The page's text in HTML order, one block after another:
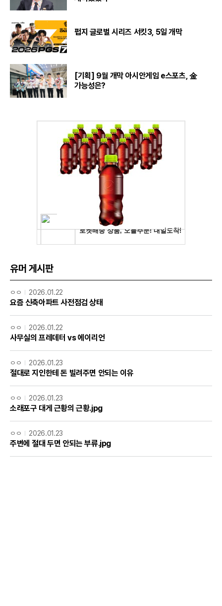
펍지 글로벌 시리즈 서킷3, 5일 개막
[기획] 9월 개막 아시안게임 e스포츠, 金
가능성은?
유머 게시판
ㅇㅇ 2026.01.22
요즘 신축아파트 사전점검 상태
ㅇㅇ 2026.01.22
사무실의 프레데터 vs 에이리언
ㅇㅇ 2026.01.23
절대로 지인한테 돈 빌려주면 안되는 이유
ㅇㅇ 2026.01.23
소래포구 대게 근황의 근황.jpg
ㅇㅇ 2026.01.23
주변에 절대 두면 안되는 부류.jpg